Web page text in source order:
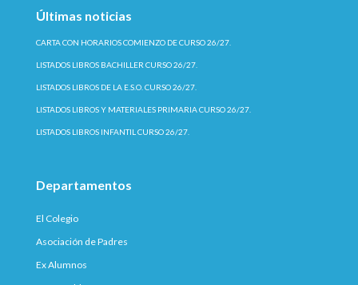
Últimas noticias
CARTA CON HORARIOS COMIENZO DE CURSO 26/27.
LISTADOS LIBROS BACHILLER CURSO 26/27.
LISTADOS LIBROS DE LA E.S.O. CURSO 26/27.
LISTADOS LIBROS Y MATERIALES PRIMARIA CURSO 26/27.
LISTADOS LIBROS INFANTIL CURSO 26/27.
Departamentos
El Colegio
Asociación de Padres
Ex Alumnos